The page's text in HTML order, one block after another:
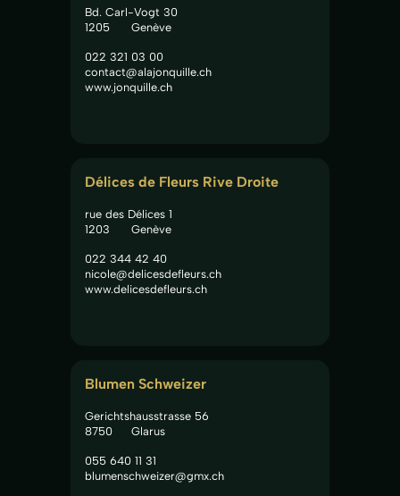
Bd. Carl-Vogt 30
1205
Genève
022 321 03 00
contact@alajonquille.ch
www.jonquille.ch
Délices de Fleurs Rive Droite
rue des Délices 1
1203
Genève
022 344 42 40
nicole@delicesdefleurs.ch
www.delicesdefleurs.ch
Blumen Schweizer
Gerichtshausstrasse 56
8750
Glarus
055 640 11 31
blumenschweizer@gmx.ch